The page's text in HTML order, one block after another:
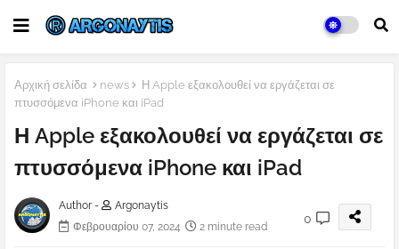
Αρχική σελίδα news
Η Apple εξακολουθεί να εργάζεται σε
πτυσσόμενα iPhone και iPad
Η Apple εξακολουθεί να εργάζεται σε
πτυσσόμενα iPhone και iPad
Author -
Argonaytis
Φεβρουαρίου 07, 2024
2 minute read
0